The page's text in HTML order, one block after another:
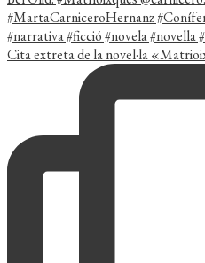
Cita extreta de la novel·la